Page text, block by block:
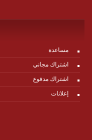
مساعدة
اشتراك مجاني
اشتراك مدفوع
إعلانات